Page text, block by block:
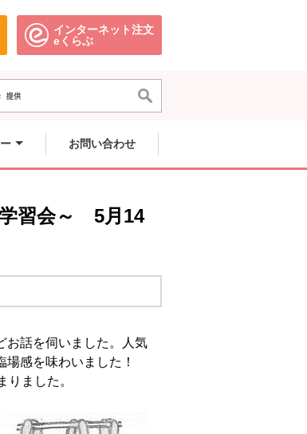
ンドウで開きます。
インターネット注文
eくらぶ別のウィンドウで開きます。
お問い合わせ
習会～ 5月14
お話を伺いました。人気
感を味わいました！
ました。